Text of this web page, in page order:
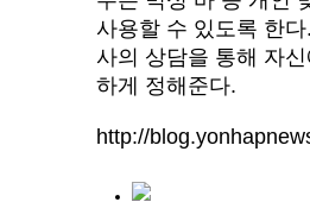
사용할 수 있도록 한
사의 상담을 통해 자
하게 정해준다.
http://